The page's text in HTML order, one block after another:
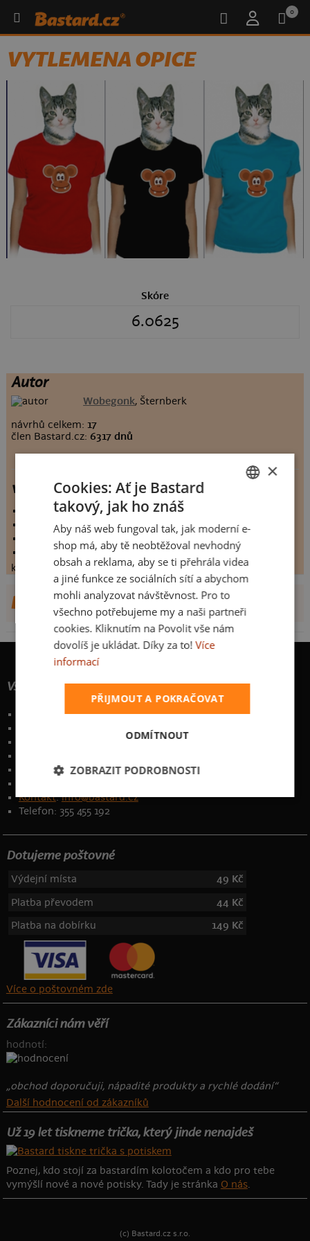
0
VYTLEMENA OPICE
Skóre
6.0625
Autor
Wobegonk, Šternberk
návrhů celkem: 17
člen Bastard.cz:6317 dnů
vytlemena opice
vystaveno:10.5.2009
hodnoceno:48 krát
komentářů:
6.0625
koupilo by: 17 lidí
konečné hodnocení:6.0625
DALŠÍ NÁVRHY OD WOBEGONK
Vše o nákupu
Poštovné a způsoby doručení
Obchodní podmínky
Kontakt:info@bastard.cz
Telefon: 355 455 192
Dotujeme poštovné
Výdejní místa
49 Kč
Platba převodem
44 Kč
Platba na dobírku
149 Kč
Více o poštovném zde
Zákazníci nám věří
hodnotí:
„obchod doporučuji, nápadité produkty a rychlé dodání“
Další hodnocení od zákazníků
Už 19 let tiskneme trička, který jinde nenajdeš
Poznej, kdo stojí za bastardím kolotočem a kdo pro tebe
vymýšlí nové a nové potisky. Tady je stránka O nás.
(c) Bastard.cz s.r.o.
SLOVAK
×
Cookies: Ať je Bastard
takový, jak ho znáš
Aby náš web fungoval tak, jak moderní e-
shop má, aby tě neobtěžoval nevhodný
obsah a reklama, aby se ti přehrála videa
a jiné funkce ze sociálních sítí a abychom
mohli analyzovat návštěvnost. Pro to
všechno potřebujeme my a naši partneři
cookies. Kliknutím na Povolit vše nám
dovolíš je ukládat. Díky za to! Více
informací
PŘIJMOUT A POKRAČOVAT
ODMÍTNOUT
ZOBRAZIT PODROBNOSTI